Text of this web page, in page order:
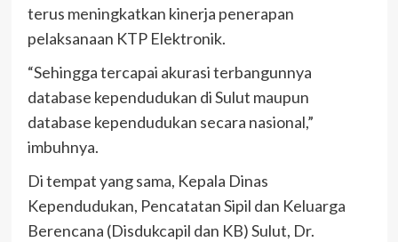
terus meningkatkan kinerja penerapan
pelaksanaan KTP Elektronik.
“Sehingga tercapai akurasi terbangunnya
database kependudukan di Sulut maupun
database kependudukan secara nasional,”
imbuhnya.
Di tempat yang sama, Kepala Dinas
Kependudukan, Pencatatan Sipil dan Keluarga
Berencana (Disdukcapil dan KB) Sulut, Dr.